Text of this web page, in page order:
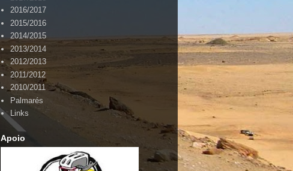
2016/2017
2015/2016
2014/2015
2013/2014
2012/2013
2011/2012
2010/2011
Palmarés
Links
Apoio